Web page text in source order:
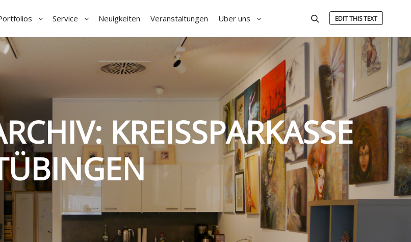
Service Neuigkeiten Veranstaltungen Über uns EDIT THIS TEXT
KREISSPARKASSE